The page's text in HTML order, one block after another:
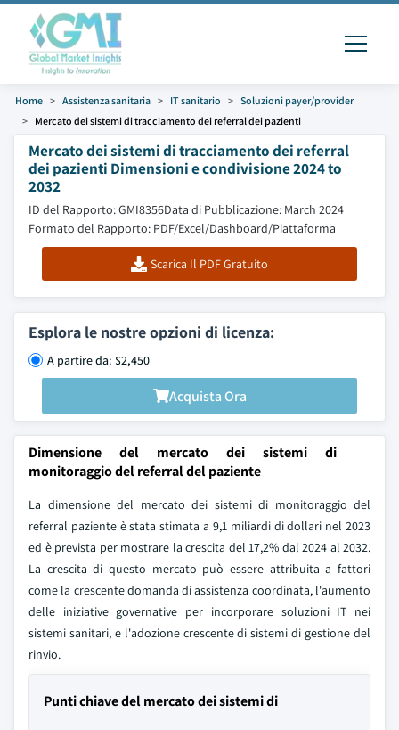
Home Assistenza sanitaria IT sanitario
Soluzioni payer/provider
Mercato dei sistemi di tracciamento dei referral dei pazienti
Mercato dei sistemi di tracciamento dei referral
dei pazienti Dimensioni e condivisione 2024 to
2032
ID del Rapporto: GMI8356Data di Pubblicazione: March 2024
Formato del Rapporto: PDF/Excel/Dashboard/Piattaforma
Scarica Il PDF Gratuito
Esplora le nostre opzioni di licenza:
A partire da: $2,450
Acquista Ora
Dimensione del mercato dei sistemi di
monitoraggio del referral del paziente
La dimensione del mercato dei sistemi di monitoraggio del
referral paziente è stata stimata a 9,1 miliardi di dollari nel 2023
ed è prevista per mostrare la crescita del 17,2% dal 2024 al 2032.
La crescita di questo mercato può essere attribuita a fattori
come la crescente domanda di assistenza coordinata, l'aumento
delle iniziative governative per incorporare soluzioni IT nei
sistemi sanitari, e l'adozione crescente di sistemi di gestione del
rinvio.
Punti chiave del mercato dei sistemi di